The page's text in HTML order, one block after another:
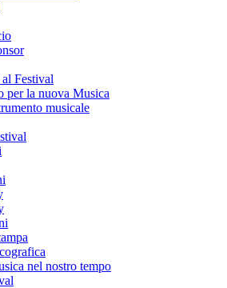
Festival
per la nuova Musica
musicale
nel nostro tempo